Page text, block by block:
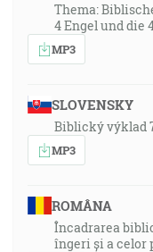
Thema:
4 Engel und die
MP3
SLOVENSKY
Biblický výklad
MP3
ROMÂNA
Încadrarea
îngeri și a celor